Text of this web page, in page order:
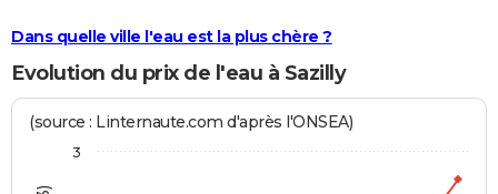
Bricolage
Lifestyle
Culture
Sport
Auto
Television
Voyage
Cinema
Dans quelle ville l'eau est la plus chère ?
Evolution du prix de l'eau à Sazilly
(source : Linternaute.com d'après l'ONSEA)
3